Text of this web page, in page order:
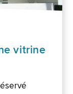
vitrine